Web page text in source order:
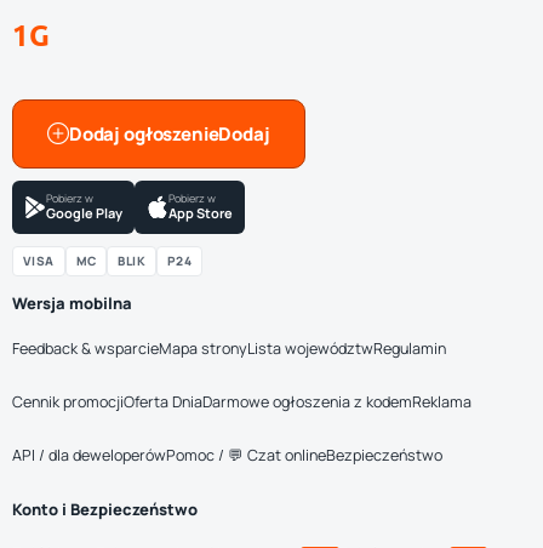
1G
Dodaj ogłoszenie
Pobierz w
Google Play
Pobierz w
App Store
VISA MC BLIK P24
Wersja mobilna
Feedback & wsparcieMapa stronyLista województwRegulamin
Cennik promocjiOferta DniaDarmowe ogłoszenia z kodemReklama
API / dla deweloperówPomoc / 💬 Czat onlineBezpieczeństwo
Konto i Bezpieczeństwo